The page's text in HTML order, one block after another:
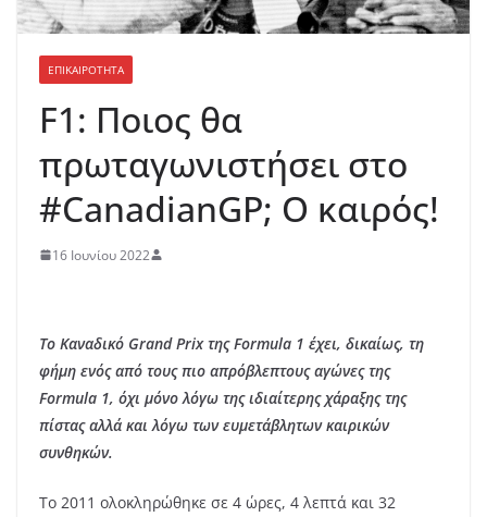
ΕΠΙΚΑΙΡΟΤΗΤΑ
F1: Ποιος θα
πρωταγωνιστήσει στο
#CanadianGP; Ο καιρός!
16 Ιουνίου 2022
Το Καναδικό Grand Prix της Formula 1 έχει, δικαίως, τη
φήμη ενός από τους πιο απρόβλεπτους αγώνες της
Formula 1, όχι μόνο λόγω της ιδιαίτερης χάραξης της
πίστας αλλά και λόγω των ευμετάβλητων καιρικών
συνθηκών.
Το 2011 ολοκληρώθηκε σε 4 ώρες, 4 λεπτά και 32